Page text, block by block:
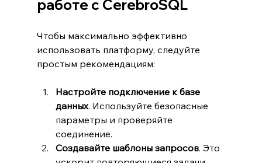
работе с CerebroSQL
Чтобы максимально эффективно
использовать платформу, следуйте
простым рекомендациям:
Настройте подключение к базе
данных. Используйте безопасные
параметры и проверяйте
соединение.
Создавайте шаблоны запросов. Это